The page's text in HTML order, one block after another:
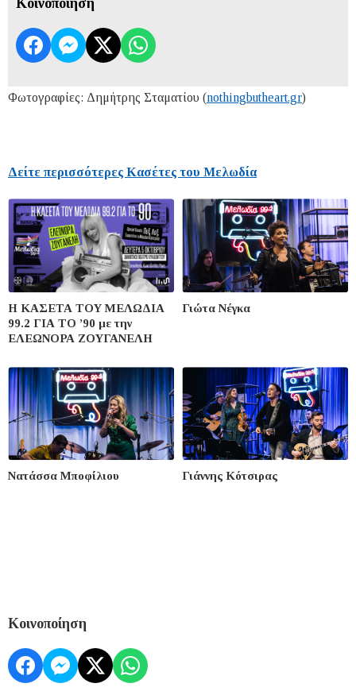
Φωτογραφίες: Δημήτρης Σταματίου (nothingbutheart.gr)
Δείτε περισσότερες Κασέτες του Μελωδία
Η ΚΑΣΕΤΑ ΤΟΥ ΜΕΛΩΔΙΑ
99.2 ΓΙΑ ΤΟ ’90 με την
ΕΛΕΩΝΟΡΑ ΖΟΥΓΑΝΕΛΗ
Γιώτα Νέγκα
Νατάσσα Μποφίλιου Γιάννης Κότσιρας
Κοινοποίηση